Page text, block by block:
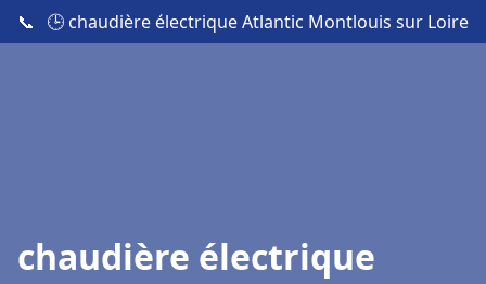
📞 🕒 chaudière électrique Atlantic Montlouis sur Loire
chaudière électrique